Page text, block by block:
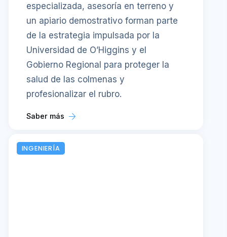
especializada, asesoría en terreno y
un apiario demostrativo forman parte
de la estrategia impulsada por la
Universidad de O’Higgins y el
Gobierno Regional para proteger la
salud de las colmenas y
profesionalizar el rubro.
Saber más
INGENIERÍA